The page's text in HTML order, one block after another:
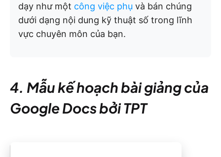
dạy như một công việc phụ và bán chúng
dưới dạng nội dung kỹ thuật số trong lĩnh
vực chuyên môn của bạn.
4. Mẫu kế hoạch bài giảng của
Google Docs bởi TPT